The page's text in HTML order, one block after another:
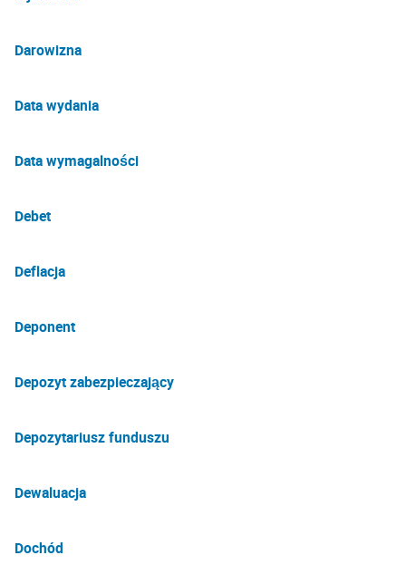
Darowizna
Data wydania
Data wymagalności
Debet
Deflacja
Deponent
Depozyt zabezpieczający
Depozytariusz funduszu
Dewaluacja
Dochód